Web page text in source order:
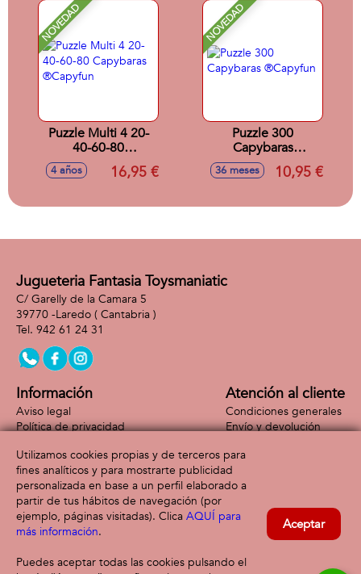
NOVEDAD
Puzzle Multi 4 20-
40-60-80
Capybaras
®Capyfun
4 años 16,95 €
NOVEDAD
Puzzle 300
Capybaras
®Capyfun
36 meses 10,95 €
Jugueteria Fantasia Toysmaniatic
C/ Garelly de la Camara 5
39770 -Laredo ( Cantabria )
942 61 24 31
Información
Aviso legal
Política de privacidad
Atención al cliente
Condiciones generales
Envío y devolución
Formas de pago
Utilizamos cookies propias y de terceros para
fines analíticos y para mostrarte publicidad
personalizada en base a un perfil elaborado a
partir de tus hábitos de navegación (por
ejemplo, páginas visitadas). Clica AQUÍ para
más información.
Puedes aceptar todas las cookies pulsando el
Aceptar